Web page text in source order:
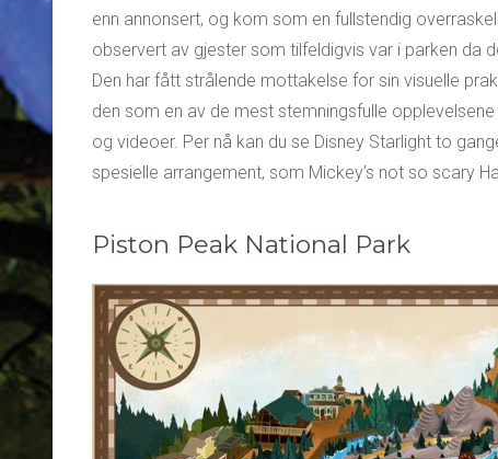
enn annonsert, og kom som en fullstendig
observert av gjester som tilfeldigvis var i parken da
Den har fått strålende mottakelse for sin visuelle
den som en av de mest stemningsfulle
og videoer. Per nå kan du se Disney Starlight to
spesielle arrangement, som Mickey’s not so scary
Piston Peak National Park